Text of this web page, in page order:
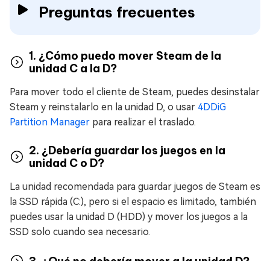
Preguntas frecuentes
1. ¿Cómo puedo mover Steam de la
unidad C a la D?
Para mover todo el cliente de Steam, puedes desinstalar
Steam y reinstalarlo en la unidad D, o usar 4DDiG
Partition Manager para realizar el traslado.
2. ¿Debería guardar los juegos en la
unidad C o D?
La unidad recomendada para guardar juegos de Steam es
la SSD rápida (C:), pero si el espacio es limitado, también
puedes usar la unidad D (HDD) y mover los juegos a la
SSD solo cuando sea necesario.